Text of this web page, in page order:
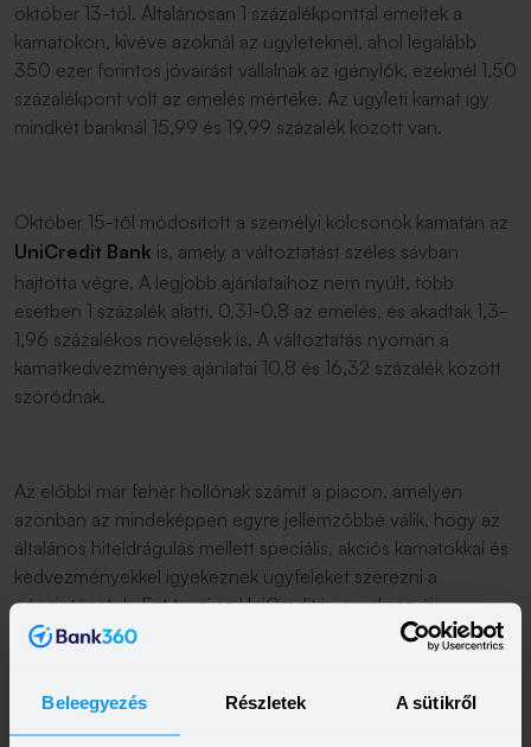
Beleegyezés Részletek A sütikről
október 13-tól. Általánosan 1 százalékponttal emeltek a
kamatokon, kivéve azoknál az ügyleteknél, ahol legalább
350 ezer forintos jóváírást vállalnak az igénylők, ezeknél 1,50
százalékpont volt az emelés mértéke. Az ügyleti kamat így
mindkét banknál 15,99 és 19,99 százalék között van.
Október 15-től módosított a személyi kölcsönök kamatán az
UniCredit Bank is, amely a változtatást széles sávban
hajtotta végre. A legjobb ajánlataihoz nem nyúlt, több
esetben 1 százalék alatti, 0,31-0,8 az emelés, és akadtak 1,3-
1,96 százalékos növelések is. A változtatás nyomán a
kamatkedvezményes ajánlatai 10,8 és 16,32 százalék között
szóródnak.
Az előbbi már fehér hollónak számít a piacon, amelyen
azonban az mindeképpen egyre jellemzőbbé válik, hogy az
általános hiteldrágulás mellett speciális, akciós kamatokkal és
kedvezményekkel igyekeznek ügyfeleket szerezni a
pénzintézetek. Ezt teszi az UniCredit is, amely az új
szerződőknek 30 ezres jóváírást kínál, és “Egy havi törlesztő